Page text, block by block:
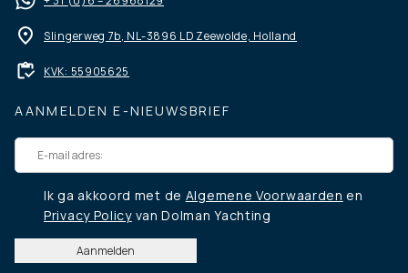
Slingerweg 7b, NL-3896 LD Zeewolde, Holland
KVK: 55905625
AANMELDEN E-NIEUWSBRIEF
Ik ga akkoord met de Algemene Voorwaarden en
Privacy Policyvan Dolman Yachting